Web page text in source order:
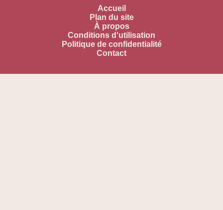
Accueil
Plan du site
À propos
Conditions d'utilisation
Politique de confidentialité
Contact